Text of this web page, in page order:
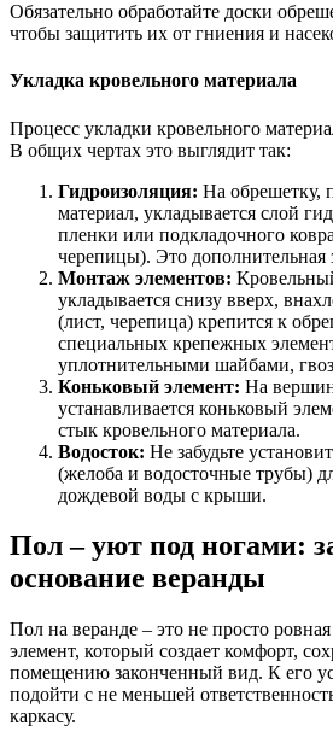
Обязательно обработайте доски
чтобы защитить их от гниения и
Укладка кровельного материала
Процесс укладки кровельного
В общих чертах это выглядит так:
Гидроизоляция: На обрешетку,
материал, укладывается слой
пленки или подкладочного
черепицы). Это дополнительная
Монтаж элементов:
укладывается снизу вверх,
(лист, черепица) крепится к
специальных крепежных
уплотнительными шайбами,
Коньковый элемент: На
устанавливается коньковый
стык кровельного материала.
Водосток: Не забудьте
(желоба и водосточные трубы)
дождевой воды с крыши.
Пол – уют под ногами:
основание веранды
Пол на веранде – это не просто
элемент, который создает комфорт,
помещению законченный вид. К его
подойти с не меньшей
каркасу.